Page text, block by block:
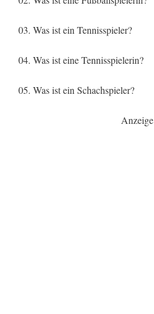
03. Was ist ein Tennisspieler?
04. Was ist eine Tennisspielerin?
05. Was ist ein Schachspieler?
Anzeige